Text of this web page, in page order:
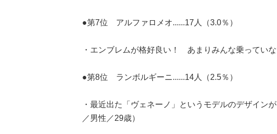
●第7位 アルファロメオ......17人（3.0％）
・エンブレムが格好良い！ あまりみんな乗ってい
●第8位 ランボルギーニ......14人（2.5％）
・最近出た「ヴェネーノ」というモデルのデザイン
／男性／29歳）